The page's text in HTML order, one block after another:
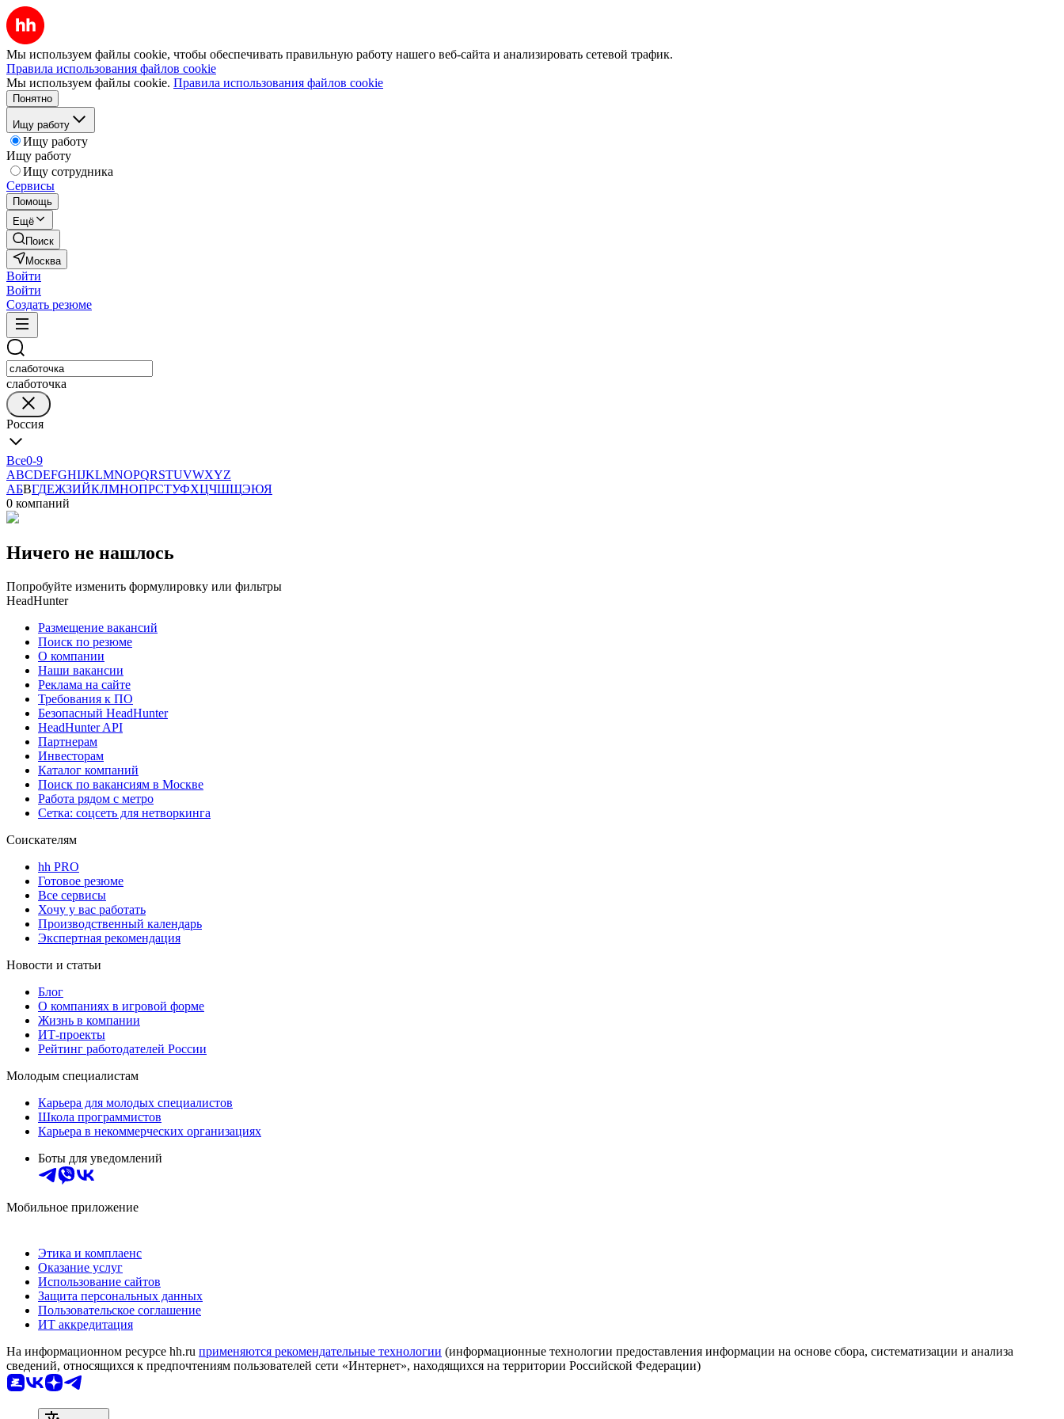
Мы используем файлы cookie, чтобы обеспечивать правильную работу нашего веб-сайта и анализировать сетевой трафик.
Правила использования файлов cookie
Мы используем файлы cookie. Правила использования файлов cookie
Понятно
Ищу работу
Ищу работу
Ищу работу
Ищу сотрудника
Сервисы
Помощь
Ещё
Поиск
Москва
Войти
Войти
Создать резюме
слаботочка
Россия
Все0-9
ABCDEFGHIJKLMNOPQRSTUVWXYZ
АБВГДЕЖЗИЙКЛМНОПРСТУФХЦЧШЩЭЮЯ
0 компаний
Ничего не нашлось
Попробуйте изменить формулировку или фильтры
HeadHunter
Размещение вакансий
Поиск по резюме
О компании
Наши вакансии
Реклама на сайте
Требования к ПО
Безопасный HeadHunter
HeadHunter API
Партнерам
Инвесторам
Каталог компаний
Поиск по вакансиям в Москве
Работа рядом с метро
Сетка: соцсеть для нетворкинга
Соискателям
hh PRO
Готовое резюме
Все сервисы
Хочу у вас работать
Производственный календарь
Экспертная рекомендация
Новости и статьи
Блог
О компаниях в игровой форме
Жизнь в компании
ИТ-проекты
Рейтинг работодателей России
Молодым специалистам
Карьера для молодых специалистов
Школа программистов
Карьера в некоммерческих организациях
Боты для уведомлений
Мобильное приложение
Этика и комплаенс
Оказание услуг
Использование сайтов
Защита персональных данных
Пользовательское соглашение
ИТ аккредитация
На информационном ресурсе hh.ru применяются рекомендательные технологии (информационные технологии предоставления информации на основе сбора, систематизации и анализа
сведений, относящихся к предпочтениям пользователей сети «Интернет», находящихся на территории Российской Федерации)